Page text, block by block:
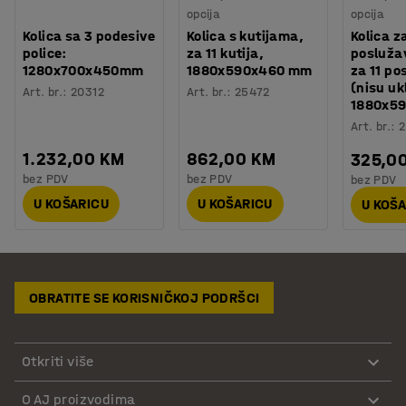
Kolica sa 3 podesive
police:
1280x700x450mm
Art. br.: 20312
1.232,00 KM
bez PDV
U KOŠARICU
opcija
Kolica s kutijama,
za 11 kutija,
1880x590x460 mm
Art. br.: 25472
862,00 KM
bez PDV
U KOŠARICU
opcija
Kolica
za 11
(nisu
Art. br.:
bez PDV
U
OBRATITE SE KORISNIČKOJ PODRŠCI
Otkriti više
O AJ proizvodima